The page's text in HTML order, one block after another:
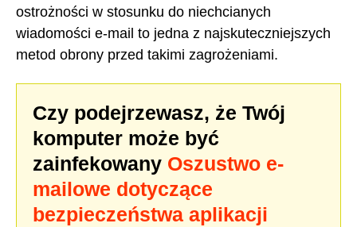
ostrożności w stosunku do niechcianych
wiadomości e-mail to jedna z najskuteczniejszych
metod obrony przed takimi zagrożeniami.
Czy podejrzewasz, że Twój
komputer może być
zainfekowany Oszustwo e-
mailowe dotyczące
bezpieczeństwa aplikacji